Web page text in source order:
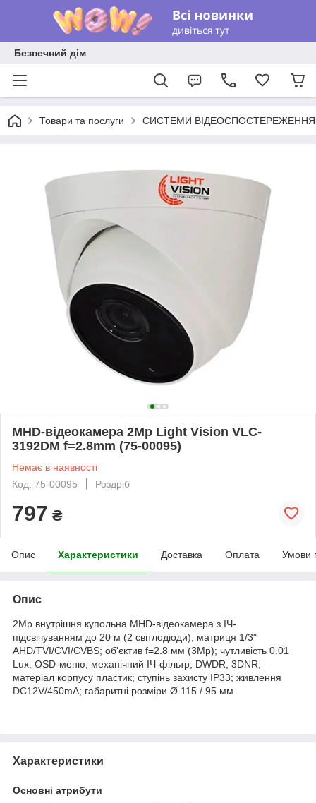
Безпечний дім
Товари та послуги СИСТЕМИ ВІДЕОСПОСТЕРЕЖЕННЯ
MHD-відеокамера 2Mp Light Vision VLC-
3192DM f=2.8mm (75-00095)
Немає в наявності
Код: 75-00095
Роздріб
797 ₴
Опис Характеристики Доставка Оплата Умови
Опис
2Mp внутрішня купольна MHD-відеокамера з ІЧ-
підсвічуванням до 20 м (2 світлодіоди); матриця 1/3"
AHD/TVI/CVI/CVBS; об'єктив f=2.8 мм (3Mр); чутливість 0.01
Lux; OSD-меню; механічний ІЧ-фільтр, DWDR, 3DNR;
матеріал корпусу пластик; ступінь захисту IP33; живлення
DC12V/450mA; габаритні розміри Ø 115 / 95 мм
Характеристики
Основні атрибути